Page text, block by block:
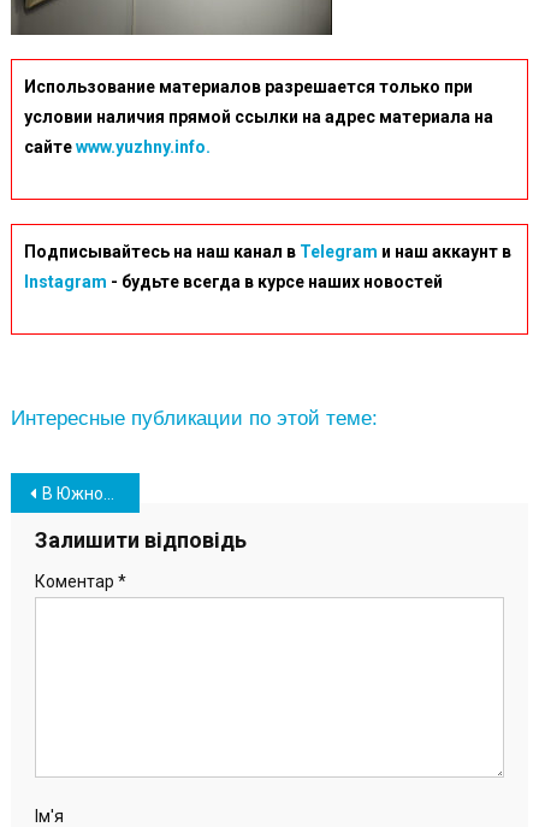
Использование материалов разрешается только при
условии наличия прямой ссылки на адрес материала на
сайтеwww.yuzhny.info.
Подписывайтесь на наш канал в Telegram и наш аккаунт в
Instagram - будьте всегда в курсе наших новостей
Интересные публикации по этой теме:
Навігація
записів
В Южном открылась выставка одесской художницы Ольги Погребной (фото)
Залишити відповідь
Коментар *
Ім'я